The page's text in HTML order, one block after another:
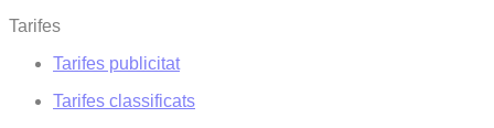
Tarifes
Tarifes publicitat
Tarifes classificats